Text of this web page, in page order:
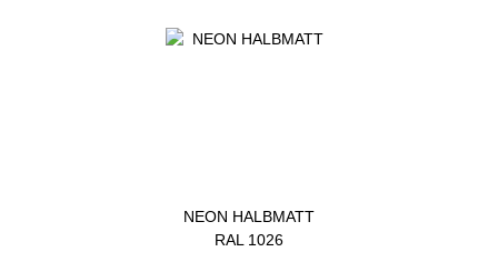
NEON HALBMATT
RAL 1026